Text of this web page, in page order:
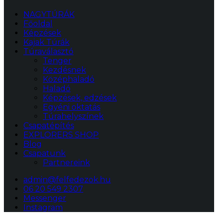
NAGYTÚRÁK
Főoldal
Képzések
Kajak Túrák
Túraválasztó
Tenger
Kezdésnek
Középhaladó
Haladó
Képzések, edzések
Egyéni oktatás
Túrahelyszínek
Csapatépítés
EXPLORERS SHOP
Blog
Csapatunk
Partnereink
admin@felfedezok.hu
06 20 549 2307
Messenger
Instagram